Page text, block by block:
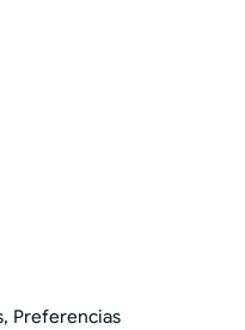
Preferencias